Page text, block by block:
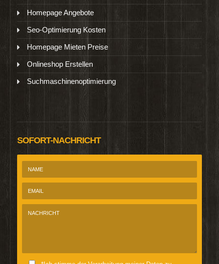
Homepage Angebote
Seo-Optimierung Kosten
Homepage Mieten Preise
Onlineshop Erstellen
Suchmaschinenoptimierung
SOFORT-NACHRICHT